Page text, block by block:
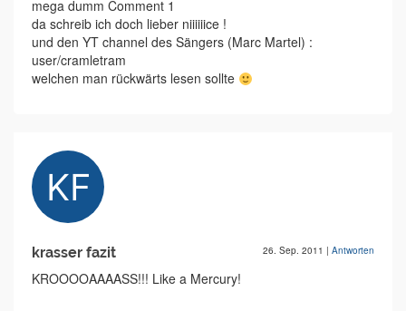
mega dumm Comment 1
da schreib ich doch lieber niiiiiice !
und den YT channel des Sängers (Marc Martel) :
user/cramletram
welchen man rückwärts lesen sollte
krasser fazit 26. Sep. 2011 | Antworten
KROOOOAAAASS!!! Like a Mercury!